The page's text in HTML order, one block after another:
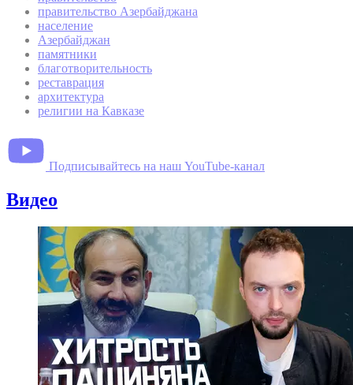
правительство Азербайджана
население
Азербайджан
памятники
благотворительность
реставрация
архитектура
религии на Кавказе
Подписывайтесь на наш YouTube-канал
Видео